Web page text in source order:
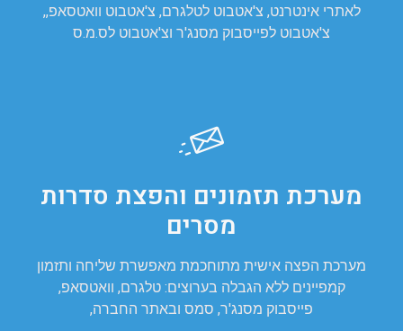
לאתרי אינטרנט, צ'אטבוט לטלגרם, צ'אטבוט וואטסאפ,,
צ'אטבוט לפייסבוק מסנג'ר וצ'אטבוט לס.מ.ס
מערכת תזמונים והפצת סדרות
מסרים
מערכת הפצה אישית מתוחכמת מאפשרת שליחה ותזמון
קמפיינים ללא הגבלה בערוצים: טלגרם, וואטסאפ,
פייסבוק מסנג'ר, סמס ובאתר החברה,